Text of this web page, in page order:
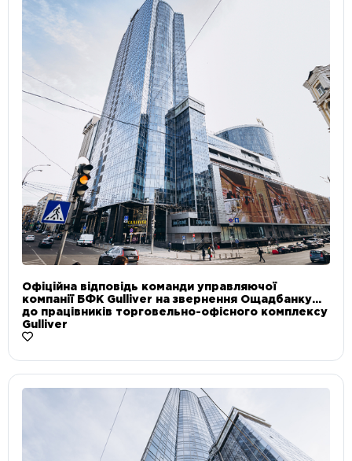
Офіційна відповідь команди управляючої
компанії БФК Gulliver на звернення Ощадбанку
до працівників торговельно-офісного комплексу
Gulliver